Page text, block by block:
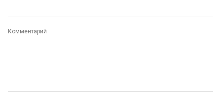
Комментарий